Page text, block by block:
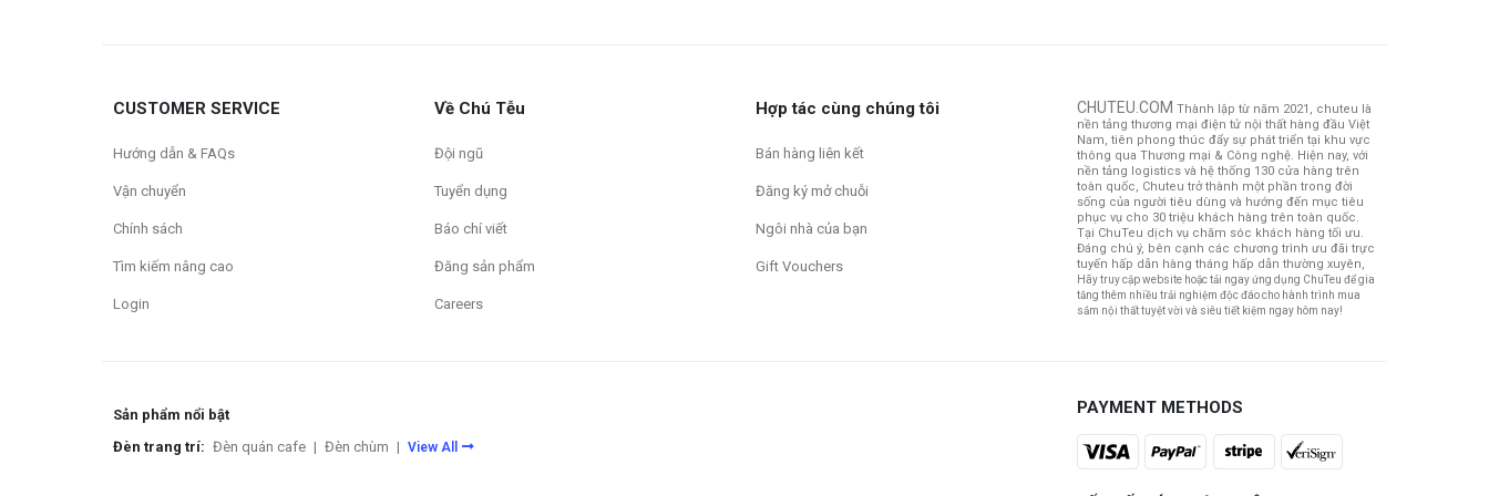
CUSTOMER SERVICE
Hướng dẫn & FAQs
Vận chuyển
Chính sách
Tìm kiếm nâng cao
Login
Về Chú Tễu
Đội ngũ
Tuyển dụng
Báo chí viết
Đăng sản phẩm
Careers
Hợp tác cùng chúng tôi
Bán hàng liên kết
Đăng ký mở chuỗi
Ngôi nhà của bạn
Gift Vouchers
CHUTEU.COM Thành lập từ năm 2021, chuteu là
nền tảng thương mại điện tử nội thất hàng đầu Việt
Nam, tiên phong thúc đẩy sự phát triển tại khu vực
thông qua Thương mại & Công nghệ. Hiện nay, với
nền tảng logistics và hệ thống 130 cửa hàng trên
toàn quốc, Chuteu trở thành một phần trong đời
sống của người tiêu dùng và hướng đến mục tiêu
phục vụ cho 30 triệu khách hàng trên toàn quốc.
Tại ChuTeu dịch vụ chăm sóc khách hàng tối ưu.
Đáng chú ý, bên cạnh các chương trình ưu đãi trực
tuyến hấp dẫn hàng tháng hấp dẫn thường xuyên,
Hãy truy cập website hoặc tải ngay ứng dụng ChuTeu để gia
tăng thêm nhiều trải nghiệm độc đáo cho hành trình mua
sắm nội thất tuyệt vời và siêu tiết kiệm ngay hôm nay!
Sản phẩm nổi bật
Đèn trang trí: Đèn quán cafe | Đèn chùm | View All
PAYMENT METHODS